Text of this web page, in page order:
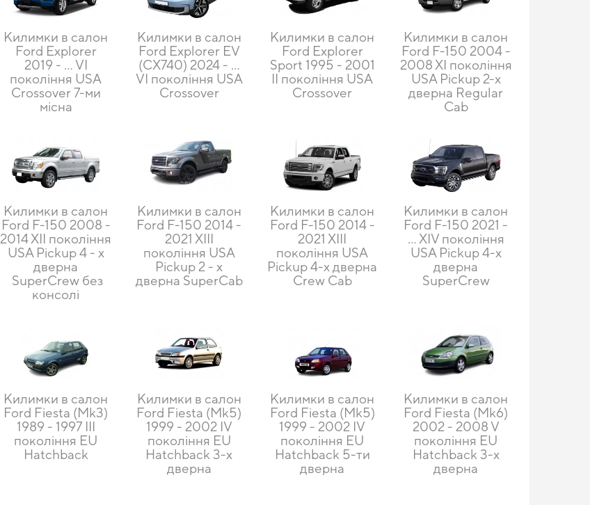
Килимки в салон
Ford Explorer
2019 - … VI
покоління USA
Crossover 7-ми
місна
Килимки в салон
Ford Explorer EV
(CX740) 2024 - …
VI покоління USA
Crossover
Килимки в салон
Ford Explorer
Sport 1995 - 2001
II покоління USA
Crossover
Килимки в салон
Ford F-150 2004 -
2008 XI покоління
USA Pickup 2-х
дверна Regular
Сab
Килимки в салон
Ford F-150 2008 -
2014 XII покоління
USA Pickup 4 - х
дверна
SuperCrew без
консолі
Килимки в салон
Ford F-150 2014 -
2021 XIII
покоління USA
Pickup 2 - х
дверна SuperCab
Килимки в салон
Ford F-150 2014 -
2021 XIII
покоління USA
Pickup 4-х дверна
Crew Cab
Килимки в салон
Ford F-150 2021 -
... XIV покоління
USA Pickup 4-х
дверна
SuperCrew
Килимки в салон
Ford Fiesta (Mk3)
1989 - 1997 III
покоління EU
Hatchback
Килимки в салон
Ford Fiesta (Mk5)
1999 - 2002 IV
покоління EU
Hatchback 3-х
дверна
Килимки в салон
Ford Fiesta (Mk5)
1999 - 2002 IV
покоління EU
Hatchback 5-ти
дверна
Килимки в салон
Ford Fiesta (Mk6)
2002 - 2008 V
покоління EU
Hatchback 3-х
дверна